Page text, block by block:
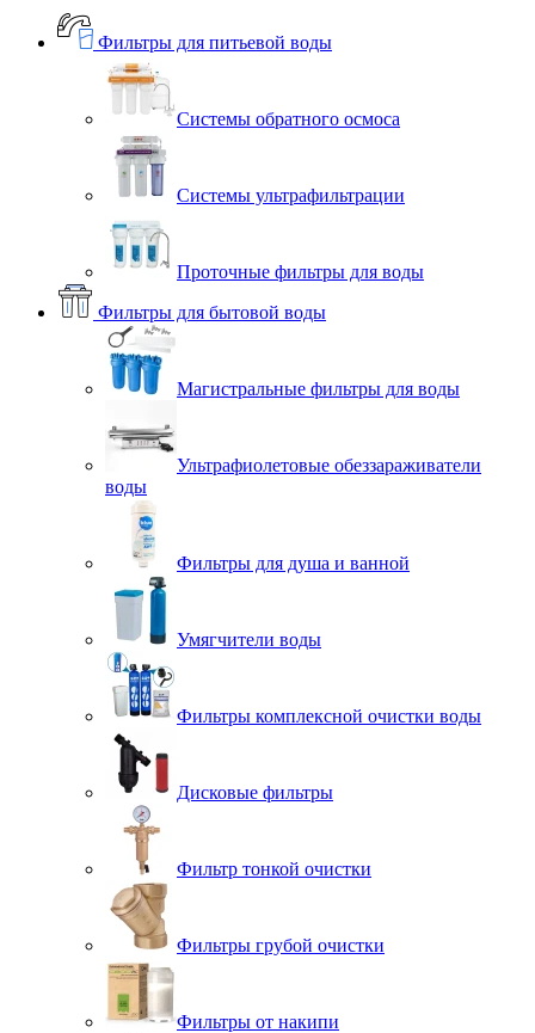
Фильтры для питьевой воды
Системы обратного осмоса
Системы ультрафильтрации
Проточные фильтры для воды
Фильтры для бытовой воды
Магистральные фильтры для воды
Ультрафиолетовые обеззараживатели
воды
Фильтры для душа и ванной
Умягчители воды
Фильтры комплексной очистки воды
Дисковые фильтры
Фильтр тонкой очистки
Фильтры грубой очистки
Фильтры от накипи